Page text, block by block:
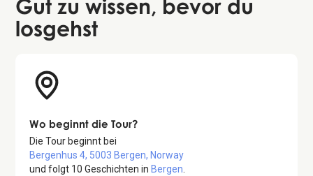
Gut zu wissen, bevor du
losgehst
Wo beginnt die Tour?
Die Tour beginnt bei
Bergenhus 4, 5003 Bergen, Norway
und folgt 10 Geschichten in Bergen